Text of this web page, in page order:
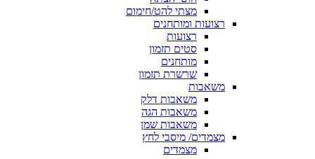
מצתי להט/חימום
רצועות ומותחנים
רצועות
סטים תזמון
מותחנים
שרשרת תזמון
משאבות
משאבות דלק
משאבות הגה
משאבות שמן
מצמדים/ מיסבי לחץ
מצמדים